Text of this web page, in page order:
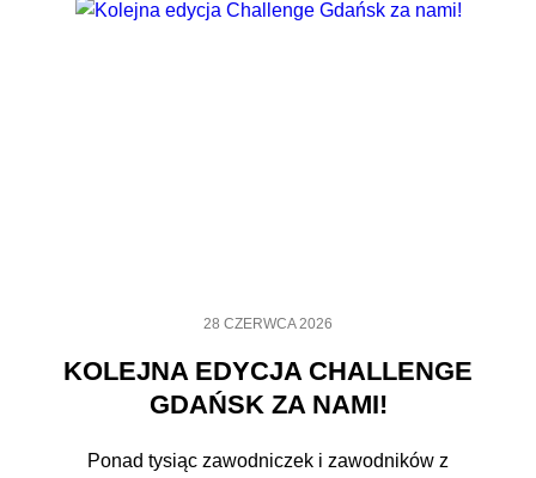
28 CZERWCA 2026
KOLEJNA EDYCJA CHALLENGE
GDAŃSK ZA NAMI!
Ponad tysiąc zawodniczek i zawodników z